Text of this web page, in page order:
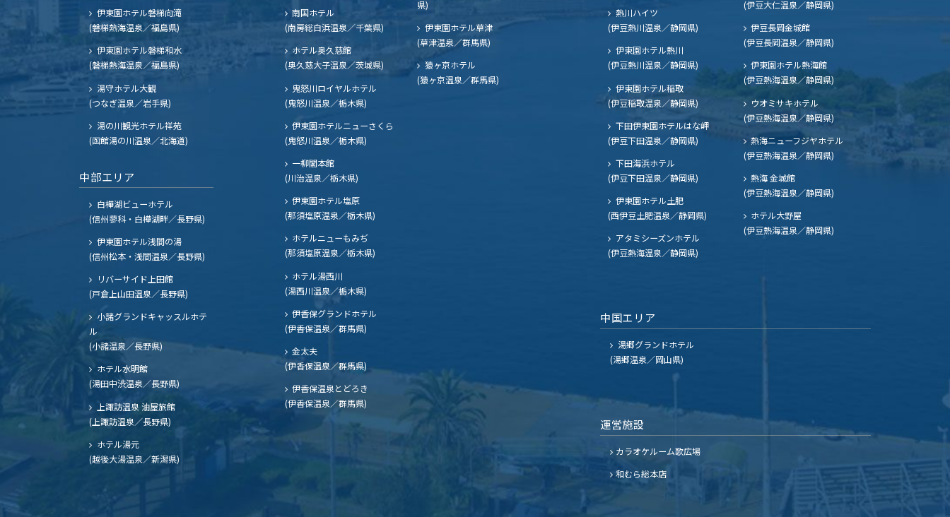
伊東園ホテル磐梯向滝
(磐梯熱海温泉／福島県)
伊東園ホテル磐梯和水
(磐梯熱海温泉／福島県)
湯守ホテル大観
(つなぎ温泉／岩手県)
湯の川観光ホテル祥苑
(函館湯の川温泉／北海道)
中部エリア
白樺湖ビューホテル
(信州蓼科・白樺湖畔／長野県)
伊東園ホテル浅間の湯
(信州松本・浅間温泉／長野県)
リバーサイド上田館
(戸倉上山田温泉／長野県)
小諸グランドキャッスルホテ
ル
(小諸温泉／長野県)
ホテル水明館
(湯田中渋温泉／長野県)
上諏訪温泉 油屋旅館
(上諏訪温泉／長野県)
ホテル湯元
(越後大湯温泉／新潟県)
南国ホテル
(南房総白浜温泉／千葉県)
ホテル奥久慈館
(奥久慈大子温泉／茨城県)
鬼怒川ロイヤルホテル
(鬼怒川温泉／栃木県)
伊東園ホテルニューさくら
(鬼怒川温泉／栃木県)
一柳閣本館
(川治温泉／栃木県)
伊東園ホテル塩原
(那須塩原温泉／栃木県)
ホテルニューもみぢ
(那須塩原温泉／栃木県)
ホテル湯西川
(湯西川温泉／栃木県)
伊香保グランドホテル
(伊香保温泉／群馬県)
金太夫
(伊香保温泉／群馬県)
伊香保温泉とどろき
(伊香保温泉／群馬県)
県)
伊東園ホテル草津
(草津温泉／群馬県)
猿ヶ京ホテル
(猿ヶ京温泉／群馬県)
熱川ハイツ
(伊豆熱川温泉／静岡県)
伊東園ホテル熱川
(伊豆熱川温泉／静岡県)
伊東園ホテル稲取
(伊豆稲取温泉／静岡県)
下田伊東園ホテルはな岬
(伊豆下田温泉／静岡県)
下田海浜ホテル
(伊豆下田温泉／静岡県)
伊東園ホテル土肥
(西伊豆土肥温泉／静岡県)
(伊豆大仁温泉／静岡県)
伊豆長岡金城館
(伊豆長岡温泉／静岡県)
伊東園ホテル熱海館
(伊豆熱海温泉／静岡県)
ウオミサキホテル
(伊豆熱海温泉／静岡県)
熱海ニューフジヤホテル
(伊豆熱海温泉／静岡県)
熱海 金城館
(伊豆熱海温泉／静岡県)
ホテル大野屋
(伊豆熱海温泉／静岡県)
アタミシーズンホテル
(伊豆熱海温泉／静岡県)
中国エリア
湯郷グランドホテル
(湯郷温泉／岡山県)
運営施設
カラオケルーム歌広場
和むら総本店